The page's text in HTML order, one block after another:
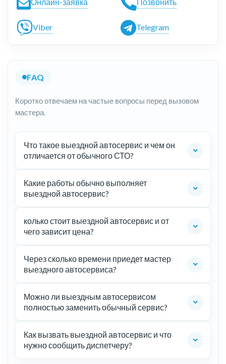
Viber Telegram
FAQ
Коротко отвечаем на частые вопросы перед вызовом
мастера.
Что такое выездной автосервис и чем он
отличается от обычного СТО?
Какие работы обычно выполняет
выездной автосервис?
колько стоит выездной автосервис и от
чего зависит цена?
Через сколько времени приедет мастер
выездного автосервиса?
Можно ли выездным автосервисом
полностью заменить обычный сервис?
Как вызвать выездной автосервис и что
нужно сообщить диспетчеру?